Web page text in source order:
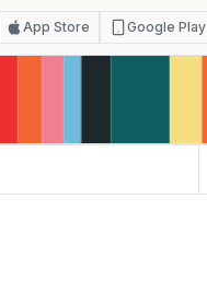
App Store Google Play